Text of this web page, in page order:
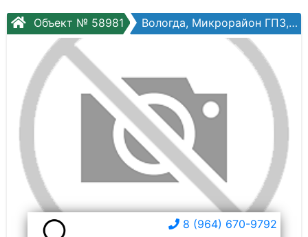
Объект № 58981 Вологда, Микрорайон ГПЗ, Панкратова ул, №73
8 (964) 670-9792